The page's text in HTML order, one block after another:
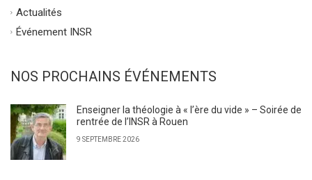
Actualités
Événement INSR
NOS PROCHAINS ÉVÉNEMENTS
Enseigner la théologie à « l’ère du vide » – Soirée de
rentrée de l’INSR à Rouen
9 SEPTEMBRE 2026